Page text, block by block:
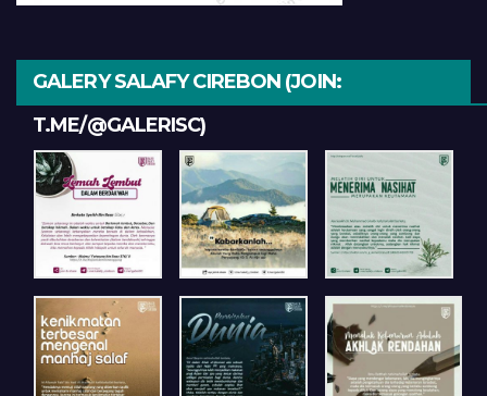
GALERY SALAFY CIREBON (JOIN:
T.ME/@GALERISC)